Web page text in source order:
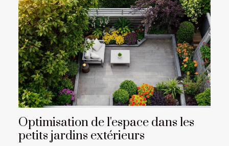
Optimisation de l'espace dans les
petits jardins extérieurs